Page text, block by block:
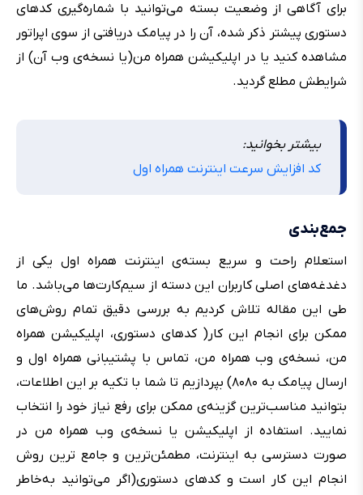
برای آگاهی از وضعیت بسته می‌توانید با شماره‌گیری کدهای
دستوری پیشتر ذکر شده، آن را در پیامک دریافتی از سوی اپراتور
مشاهده کنید یا در اپلیکیشن همراه من(یا نسخه‌ی وب آن) از
شرایطش مطلع گردید.
بیشتر بخوانید:
کد افزایش سرعت اینترنت همراه اول
جمع‌بندی
استعلام راحت و سریع بسته‌ی اینترنت همراه اول یکی از
دغدغه‌های اصلی کاربران این دسته از سیم‌کارت‌ها می‌باشد. ما
طی این مقاله تلاش کردیم به بررسی دقیق تمام روش‌های
ممکن برای انجام این کار( کدهای دستوری، اپلیکیشن همراه
من، نسخه‌ی وب همراه من، تماس با پشتیبانی همراه اول و
ارسال پیامک به ۸۰۸۰) بپردازیم تا شما با تکیه بر این اطلاعات،
بتوانید مناسب‌ترین گزینه‌ی ممکن برای رفع نیاز خود را انتخاب
نمایید. استفاده از اپلیکیشن یا نسخه‌ی وب همراه من در
صورت دسترسی به اینترنت، مطمئن‌ترین و جامع ترین روش
انجام این کار است و کدهای دستوری(اگر می‌توانید به‌خاطر